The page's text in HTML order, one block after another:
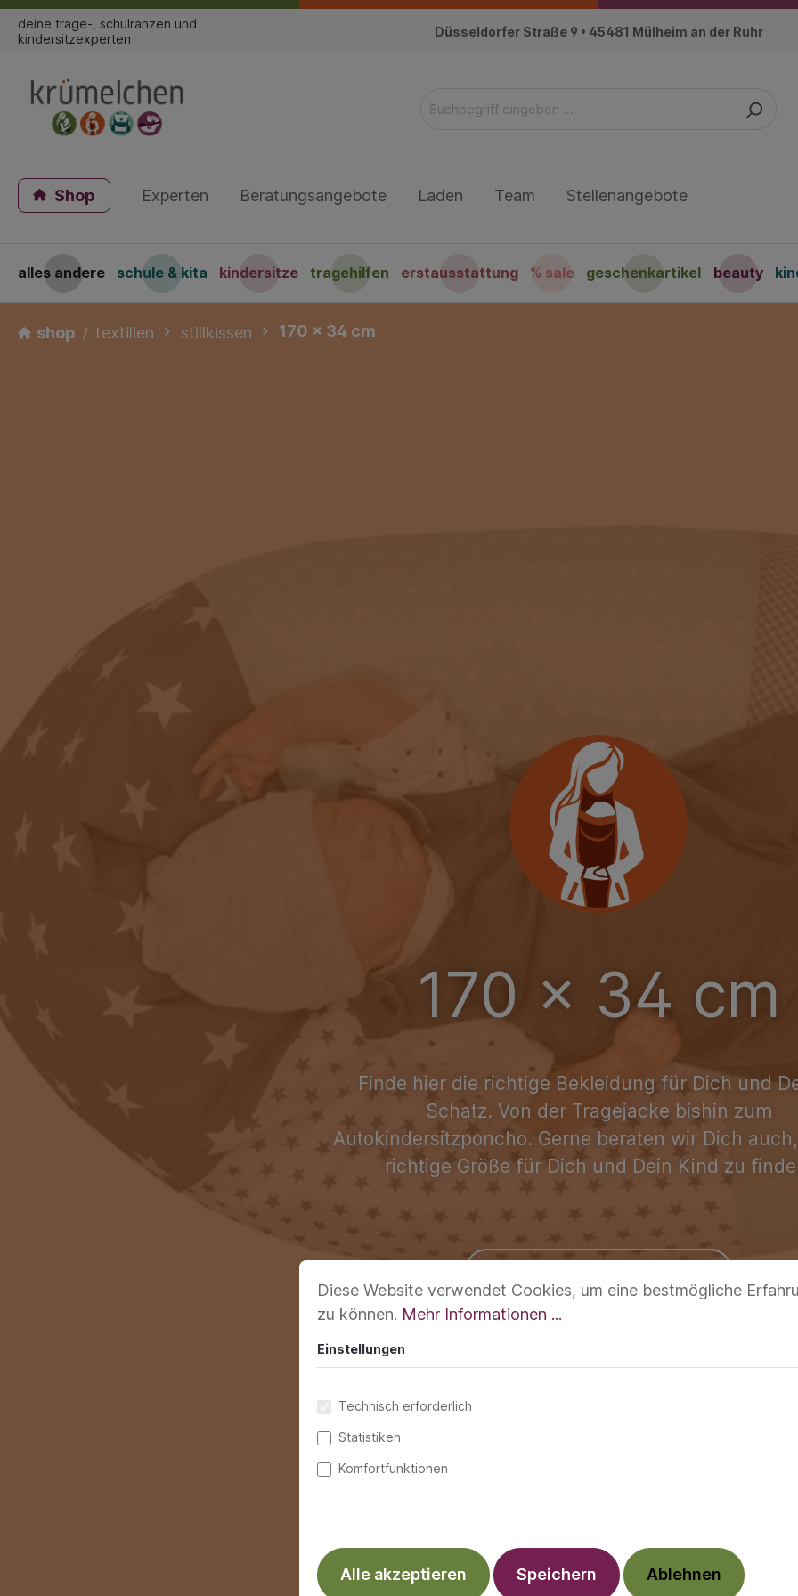
deine trage-, schulranzen und
kindersitzexperten
Düsseldorfer Straße 9 • 45481 Mülheim an der Ruhr
Shop Experten Beratungsangebote Laden Team Stellenangebote
alles andere schule & kita kindersitze tragehilfen erstausstattung % sale geschenkartikel beauty
shop textilien stillkissen 170 x 34 cm
170 x 34 cm
Finde hier die richtige Bekleidung für Dich und
Schatz. Von der Tragejacke bishin zum
Autokindersitzponcho. Gerne beraten wir Dich
richtige Größe für Dich und Dein Kind zu
Diese Website verwendet Cookies, um eine bestmögliche
zu können. Mehr Informationen ...
Einstellungen
Technisch erforderlich
Statistiken
Komfortfunktionen
Alle akzeptieren Speichern Ablehnen